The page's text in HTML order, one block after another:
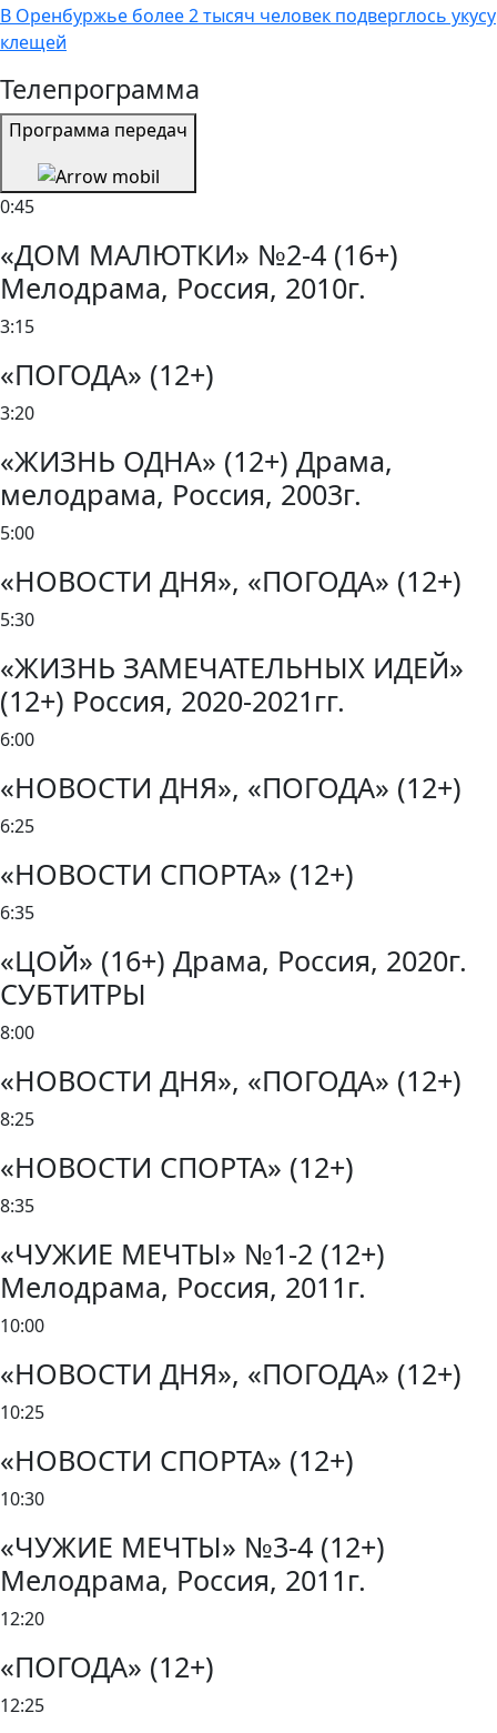
В Оренбуржье более 2 тысяч человек подверглось укусу
клещей
Телепрограмма
Программа передач
0:45
«ДОМ МАЛЮТКИ» №2-4 (16+)
Мелодрама, Россия, 2010г.
3:15
«ПОГОДА» (12+)
3:20
«ЖИЗНЬ ОДНА» (12+) Драма,
мелодрама, Россия, 2003г.
5:00
«НОВОСТИ ДНЯ», «ПОГОДА» (12+)
5:30
«ЖИЗНЬ ЗАМЕЧАТЕЛЬНЫХ ИДЕЙ»
(12+) Россия, 2020-2021гг.
6:00
«НОВОСТИ ДНЯ», «ПОГОДА» (12+)
6:25
«НОВОСТИ СПОРТА» (12+)
6:35
«ЦОЙ» (16+) Драма, Россия, 2020г.
СУБТИТРЫ
8:00
«НОВОСТИ ДНЯ», «ПОГОДА» (12+)
8:25
«НОВОСТИ СПОРТА» (12+)
8:35
«ЧУЖИЕ МЕЧТЫ» №1-2 (12+)
Мелодрама, Россия, 2011г.
10:00
«НОВОСТИ ДНЯ», «ПОГОДА» (12+)
10:25
«НОВОСТИ СПОРТА» (12+)
10:30
«ЧУЖИЕ МЕЧТЫ» №3-4 (12+)
Мелодрама, Россия, 2011г.
12:20
«ПОГОДА» (12+)
12:25